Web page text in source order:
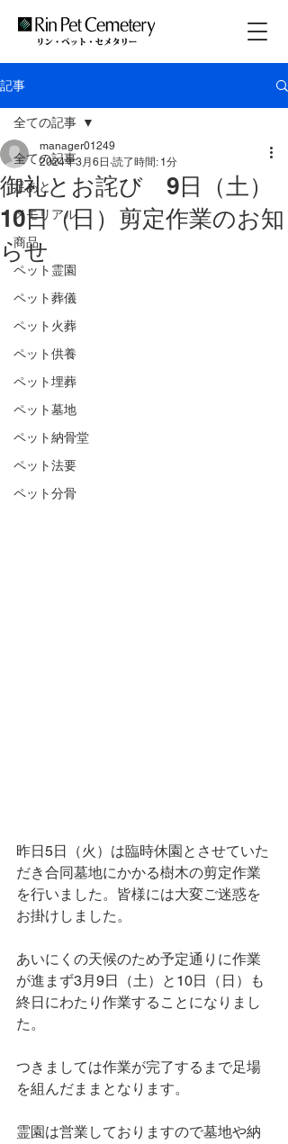
記事
全ての記事
足あと
メモリアル
商品
ペット霊園
ペット葬儀
ペット火葬
ペット供養
ペット埋葬
ペット墓地
ペット納骨堂
ペット法要
ペット分骨
全ての記事
御礼とお詫び 9日（土）
10日（日）剪定作業のお知
らせ
manager01249
2024年3月6日 読了時間: 1分
昨日5日（火）は臨時休園とさせていた
だき合同墓地にかかる樹木の剪定作業
を行いました。皆様には大変ご迷惑を
お掛けしました。
あいにくの天候のため予定通りに作業
が進まず3月9日（土）と10日（日）も
終日にわたり作業することになりまし
た。
つきましては作業が完了するまで足場
を組んだままとなります。
霊園は営業しておりますので墓地や納